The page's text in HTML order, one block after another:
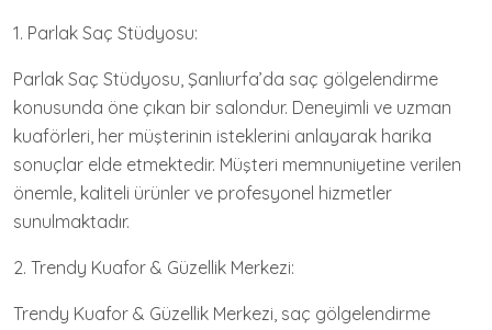
1. Parlak Saç Stüdyosu:
Parlak Saç Stüdyosu, Şanlıurfa’da saç gölgelendirme
konusunda öne çıkan bir salondur. Deneyimli ve uzman
kuaförleri, her müşterinin isteklerini anlayarak harika
sonuçlar elde etmektedir. Müşteri memnuniyetine verilen
önemle, kaliteli ürünler ve profesyonel hizmetler
sunulmaktadır.
2. Trendy Kuafor & Güzellik Merkezi:
Trendy Kuafor & Güzellik Merkezi, saç gölgelendirme